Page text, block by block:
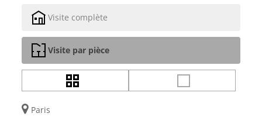
Visite complète
Visite par pièce
Paris